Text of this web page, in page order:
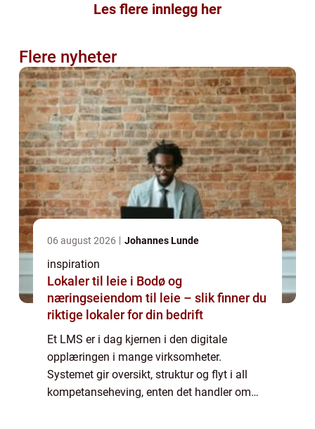
Les flere innlegg her
Flere nyheter
06 august 2026 Johannes Lunde
inspiration
Lokaler til leie i Bodø og
næringseiendom til leie – slik finner du
riktige lokaler for din bedrift
Et LMS er i dag kjernen i den digitale
opplæringen i mange virksomheter.
Systemet gir oversikt, struktur og flyt i all
kompetanseheving, enten det handler om